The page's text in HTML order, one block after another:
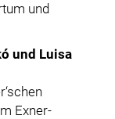
und
und Luisa
Exner-